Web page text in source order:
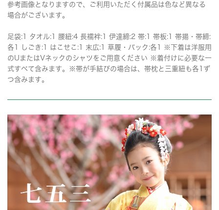
参考画像となりますので、ご利用いただく付属品は色など異なる
場合がございます。
足袋:1 タオル:1 腰紐:4 長襦袢:1 伊達締:2 帯:1 帯板:1 帯揚・帯締:
各1 しごき:1 はこせこ:1 末広:1 草履・バック:各1 ※下着は洋服用
のUまたはVネックのシャツをご用意ください ※着付けに必要な一
式すべて含みます。※帯が手結びの場合は、帯枕と三重紐も各1ず
つ含みます。